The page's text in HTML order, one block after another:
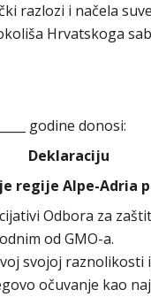
razlozi i načela
Hrvatskoga
godine donosi:
Deklaraciju
regije Alpe-Adria
Odbora za
od GMO-a.
svojoj
očuvanje kao